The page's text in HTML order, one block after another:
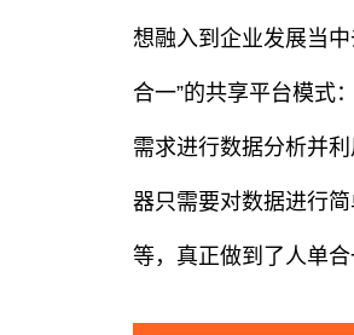
想融入到企业发展当
合一”的共享平台模式
需求进行数据分析并
器只需要对数据进行
等，真正做到了人单